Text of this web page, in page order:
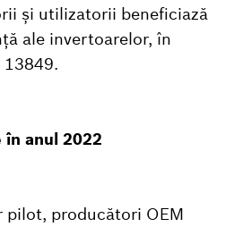
și utilizatorii beneficiază
ale invertoarelor, în
în anul 2022
producători OEM